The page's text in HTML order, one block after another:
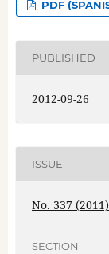
PDF
PUBLISHED
2012-09-26
ISSUE
No. 337
SECTION